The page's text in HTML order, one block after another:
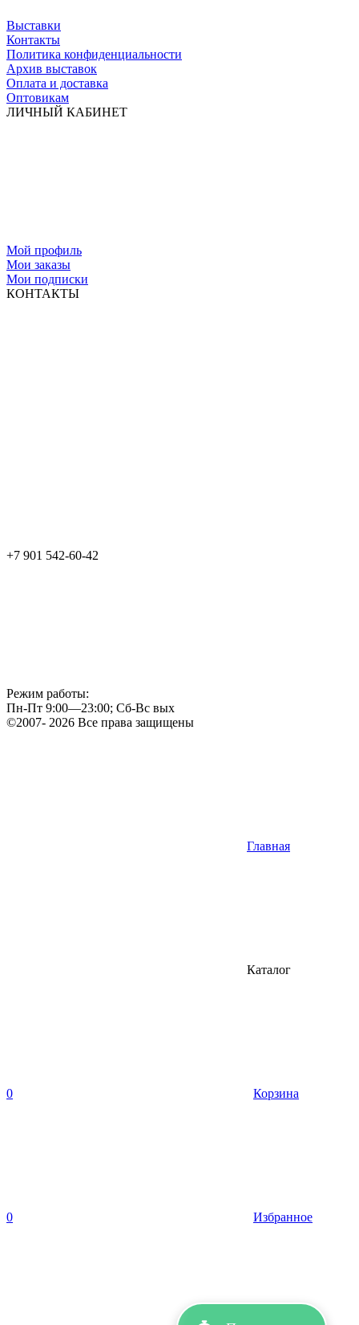
Выставки
Контакты
Политика конфиденциальности
Архив выставок
Оплата и доставка
Оптовикам
ЛИЧНЫЙ КАБИНЕТ
Мой профиль
Мои заказы
Мои подписки
КОНТАКТЫ
+7 901 542-60-42
Режим работы:
Пн-Пт 9:00—23:00; Сб-Вс вых
©2007- 2026 Все права защищены
Главная
Каталог
0 Корзина
0 Избранное